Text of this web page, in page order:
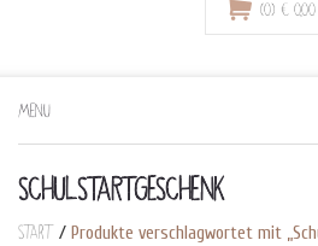
(0) € 0,00
MENU
to
SCHULSTARTGESCHENK
Start / Produkte verschlagwortet mit